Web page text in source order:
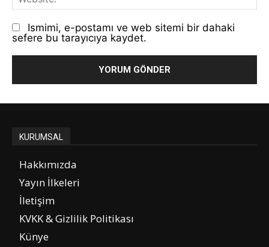
Ismimi, e-postamı ve web sitemi bir dahaki
sefere bu tarayıcıya kaydet.
KURUMSAL
Hakkımızda
Yayın İlkeleri
İletişim
KVKK & Gizlilik Politikası
Künye